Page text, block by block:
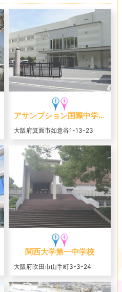
アサンプション国際中学校（旧 聖母被昇天学院中学校）
大阪府箕面市如意谷1-13-23
関西大学第一中学校
大阪府吹田市山手町3-3-24